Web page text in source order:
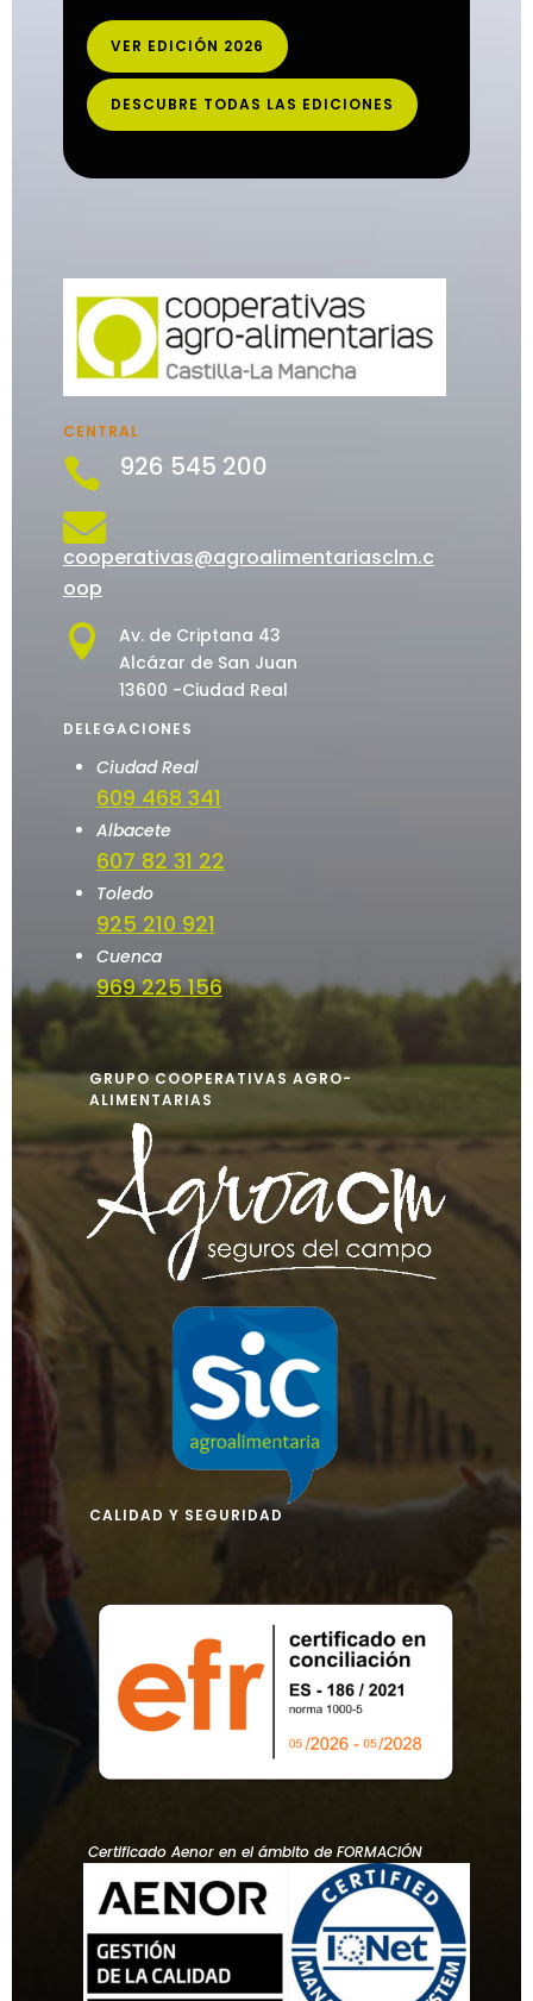
VER EDICIÓN 2026
DESCUBRE TODAS LAS EDICIONES
CENTRAL
 926 545 200

cooperativas@agroalimentariasclm.c
oop

Av. de Criptana 43
Alcázar de San Juan
13600 -Ciudad Real
DELEGACIONES
Ciudad Real
609 468 341
Albacete
607 82 31 22
Toledo
925 210 921
Cuenca
969 225 156
GRUPO COOPERATIVAS AGRO-
ALIMENTARIAS
CALIDAD Y SEGURIDAD
Certificado Aenor en el ámbito de FORMACIÓN